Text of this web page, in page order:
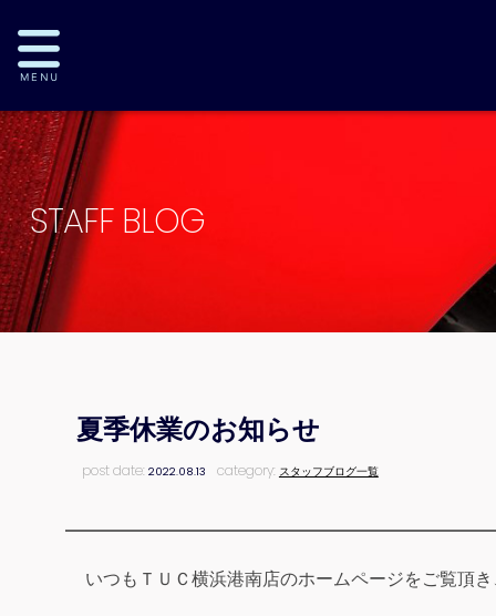
STAFF BLOG
夏季休業のお知らせ
post date:2022.08.13 category: スタッフブログ一覧
いつもＴＵＣ横浜港南店のホームページをご覧頂